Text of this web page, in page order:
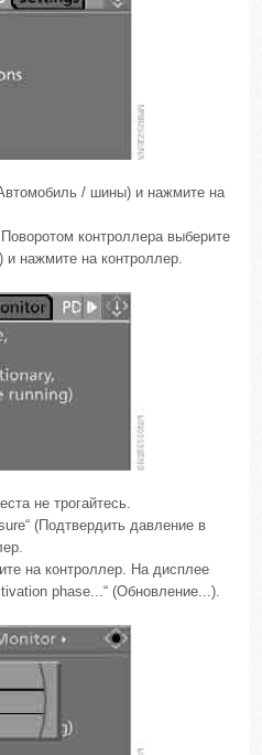
/ шины) и нажмите на
контроллера выберите
и нажмите на контроллер.
не трогайтесь.
(Подтвердить давление в
на контроллер. На дисплее
phase...“ (Обновление...).